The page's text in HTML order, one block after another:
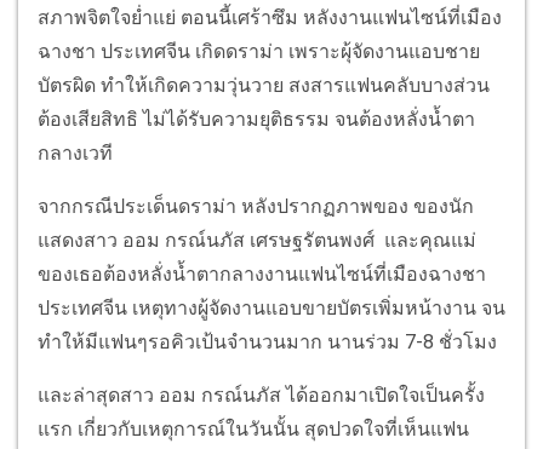
สภาพจิตใจย่ำแย่ ตอนนี้เศร้าซึม หลังงานแฟนไซน์ที่เมือง
ฉางชา ประเทศจีน เกิดดราม่า เพราะผุ้จัดงานแอบชาย
บัตรผิด ทำให้เกิดความวุ่นวาย สงสารแฟนคลับบางส่วน
ต้องเสียสิทธิ ไม่ได้รับความยุติธรรม จนต้องหลั่งน้ำตา
กลางเวที
จากกรณีประเด็นดราม่า หลังปรากฏภาพของ ของนัก
แสดงสาว ออม กรณ์นภัส เศรษฐรัตนพงศ์ และคุณแม่
ของเธอต้องหลั่งน้ำตากลางงานแฟนไซน์ที่เมืองฉางชา
ประเทศจีน เหตุทางผู้จัดงานแอบขายบัตรเพิ่มหน้างาน จน
ทำให้มีแฟนๆรอคิวเป้นจำนวนมาก นานร่วม 7-8 ชั่วโมง
และล่าสุดสาว ออม กรณ์นภัส ได้ออกมาเปิดใจเป็นครั้ง
แรก เกี่ยวกับเหตุการณ์ในวันนั้น สุดปวดใจที่เห็นแฟน